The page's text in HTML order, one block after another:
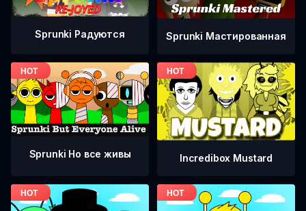
Sprunki Радуются Sprunki Мастированная
Sprunki Но все живы Incredibox Mustard